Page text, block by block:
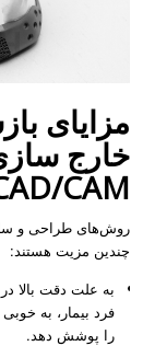
مزایای
خارج
CAM
روش‌های طراحی و
چندین مزیت هستند:
به علت دقت بالا
فرد بیمار، به
را پوشش دهد.